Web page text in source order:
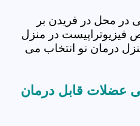
در محل در فریدن بر
فیزیوتراپیست در منزل
درمان نو انتخاب می
عضلات قابل درمان